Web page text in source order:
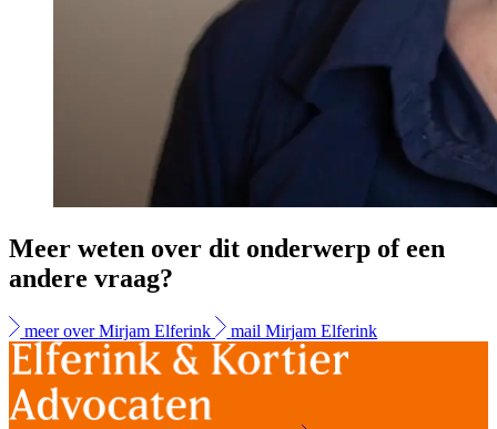
Meer weten over dit onderwerp of een
andere vraag?
meer over Mirjam Elferink mail Mirjam Elferink